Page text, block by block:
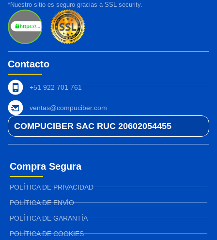
*Nuestro sitio es seguro gracias a SSL security.
Contacto
+51 922 701 761
ventas@compuciber.com
COMPUCIBER SAC RUC 20602054455
Compra Segura
POLÍTICA DE PRIVACIDAD
POLÍTICA DE ENVÍO
POLÍTICA DE GARANTÍA
POLÍTICA DE COOKIES